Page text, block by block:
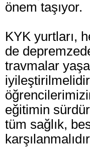
önem taşıyor.
KYK yurtları,
de
travmalar
eğitimin
tüm sağlık,